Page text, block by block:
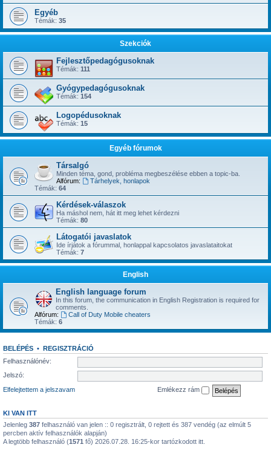
Egyéb
Témák: 35
Szekciók
Fejlesztőpedagógusoknak
Témák: 111
Gyógypedagógusoknak
Témák: 154
Logopédusoknak
Témák: 15
Egyéb fórumok
Társalgó
Minden téma, gond, probléma megbeszélése ebben a topic-ba.
Alfórum:
Tárhelyek, honlapok
Témák: 64
Kérdések-válaszok
Ha máshol nem, hát itt meg lehet kérdezni
Témák: 80
Látogatói javaslatok
Ide írjátok a fórummal, honlappal kapcsolatos javaslataitokat
Témák: 7
English
English language forum
In this forum, the communication in English Registration is required for
comments.
Alfórum:
Call of Duty Mobile cheaters
Témák: 6
BELÉPÉS • REGISZTRÁCIÓ
Felhasználónév:
Jelszó:
Elfelejtettem a jelszavam
Emlékezz rám
KI VAN ITT
Jelenleg 387 felhasználó van jelen :: 0 regisztrált, 0 rejtett és 387 vendég (az elmúlt 5
percben aktív felhasználók alapján)
A legtöbb felhasználó (1571 fő) 2026.07.28. 16:25-kor tartózkodott itt.